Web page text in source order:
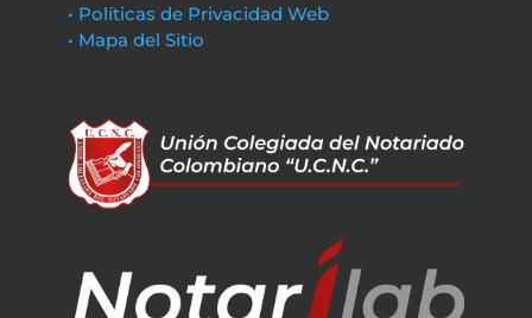
• Políticas de Privacidad Web
• Mapa del Sitio